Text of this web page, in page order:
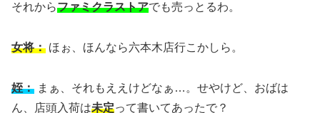
それからファミクラストアでも売っとるわ。
女将： ほぉ、ほんなら六本木店行こかしら。
姪： まぁ、それもええけどなぁ…。せやけど、おばは
ん、店頭入荷は未定って書いてあったで？